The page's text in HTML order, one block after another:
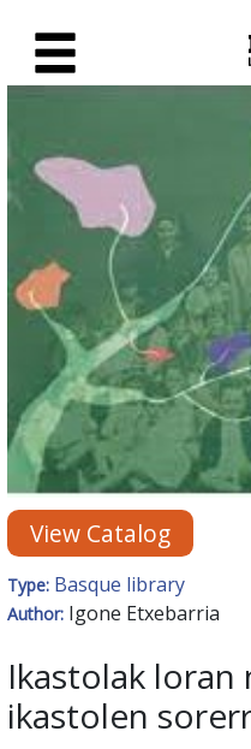
New Books
View Catalog
Type: Basque library
Author: Igone Etxebarria
Ikastolak loran
ikastolen